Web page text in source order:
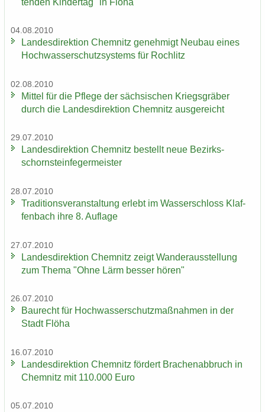
04.08.2010
Lan­des­di­rek­ti­on Chem­nitz ge­neh­migt Neu­bau eines
Hoch­was­ser­schutz­sys­tems für Roch­litz
02.08.2010
Mit­tel für die Pfle­ge der säch­si­schen Kriegs­grä­ber
durch die Lan­des­di­rek­ti­on Chem­nitz aus­ge­reicht
29.07.2010
Lan­des­di­rek­ti­on Chem­nitz be­stellt neue Be­zirks­
schorn­stein­fe­ger­meis­ter
28.07.2010
Tra­di­ti­ons­ver­an­stal­tung er­lebt im Was­ser­schloss Klaf­
fen­bach ihre 8. Auf­la­ge
27.07.2010
Lan­des­di­rek­ti­on Chem­nitz zeigt Wan­der­aus­stel­lung
zum Thema "Ohne Lärm bes­ser hören"
26.07.2010
Bau­recht für Hoch­was­ser­schutz­maß­nah­men in der
Stadt Flöha
16.07.2010
Lan­des­di­rek­ti­on Chem­nitz för­dert Bra­chen­ab­bruch in
Chem­nitz mit 110.000 Euro
05.07.2010